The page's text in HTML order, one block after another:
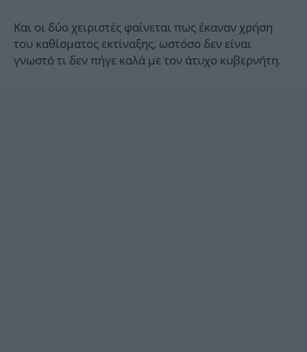
Και οι δύο χειριστές φαίνεται πως έκαναν χρήση
του καθίσματος εκτίναξης, ωστόσο δεν είναι
γνωστό τι δεν πήγε καλά με τον άτυχο κυβερνήτη.